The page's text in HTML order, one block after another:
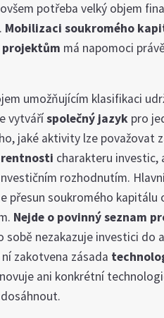
potřeba velký objem
Mobilizaci soukromého
má napomoci právě
umožňujícím klasifikaci
vytváříspolečný jazyk pro
jaké aktivity lze považovat
charakteru investic,
rozhodnutím.
přesun soukromého kapitálu
Nejde o povinný seznam
sobě nezakazuje investici do
zakotvena zásada
ani konkrétní